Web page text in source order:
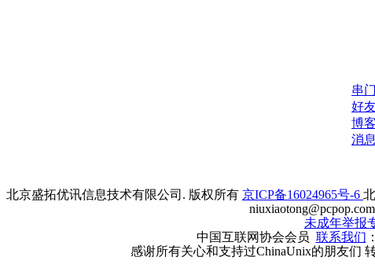
串门
好
博客
消息
北京盛拓优讯信息技术有限公司. 版权所有 京ICP备16024965号-6
未成年举报
中国互联网协会会员 联系我们
感谢所有关心和支持过ChinaUnix的朋友们